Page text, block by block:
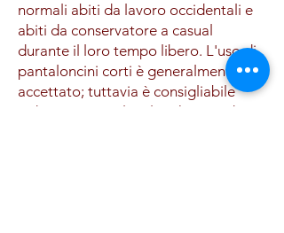
normali abiti da lavoro occidentali e
abiti da conservatore a casual
durante il loro tempo libero. L'uso di
pantaloncini corti è generalmente
accettato; tuttavia è consigliabile
indossare pantaloni lunghi quando